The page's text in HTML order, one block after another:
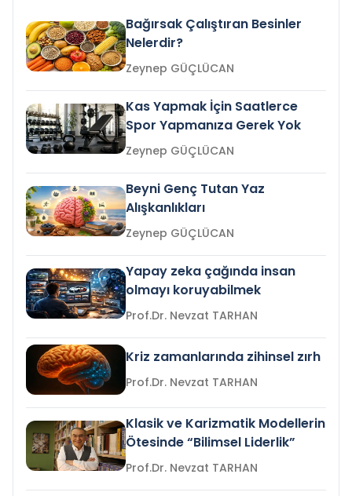
Bağırsak Çalıştıran Besinler
Nelerdir?
Zeynep GÜÇLÜCAN
Kas Yapmak İçin Saatlerce
Spor Yapmanıza Gerek Yok
Zeynep GÜÇLÜCAN
Beyni Genç Tutan Yaz
Alışkanlıkları
Zeynep GÜÇLÜCAN
Yapay zeka çağında insan
olmayı koruyabilmek
Prof.Dr. Nevzat TARHAN
Kriz zamanlarında zihinsel zırh
Prof.Dr. Nevzat TARHAN
Klasik ve Karizmatik Modellerin
Ötesinde “Bilimsel Liderlik”
Prof.Dr. Nevzat TARHAN